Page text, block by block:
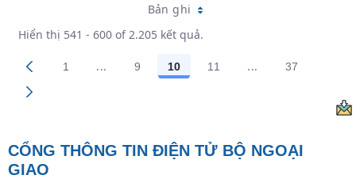
Bản ghi
Hiển thị 541 - 600 of 2.205 kết quả.
Các trang trên cổng
1 ...Trang trung gian Use TAB to navigate.
Các trang trên cổng
9 Các trang trên cổng
10 Các trang trên cổng
11 ...Trang trung gian
Các trang
37
CỔNG THÔNG TIN ĐIỆN TỬ BỘ NGOẠI
GIAO